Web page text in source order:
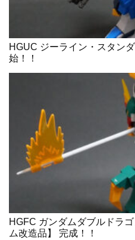
HGUC ジーライン・スタン
始！！
HGFC ガンダムダブルドラ
ム改造品】 完成！！